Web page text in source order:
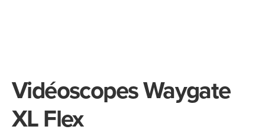
Vidéoscopes Waygate
XL Flex